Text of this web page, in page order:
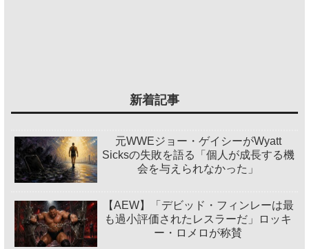
新着記事
元WWEジョー・ゲイシーがWyatt
Sicksの失敗を語る「個人が成長する機
会を与えられなかった」
【AEW】「デビッド・フィンレーは最
も過小評価されたレスラーだ」ロッキ
ー・ロメロが称賛